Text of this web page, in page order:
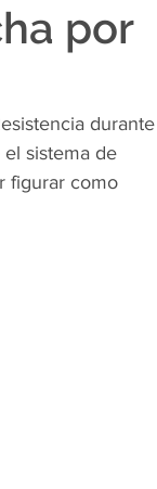
por
durante
sistema de
figurar como